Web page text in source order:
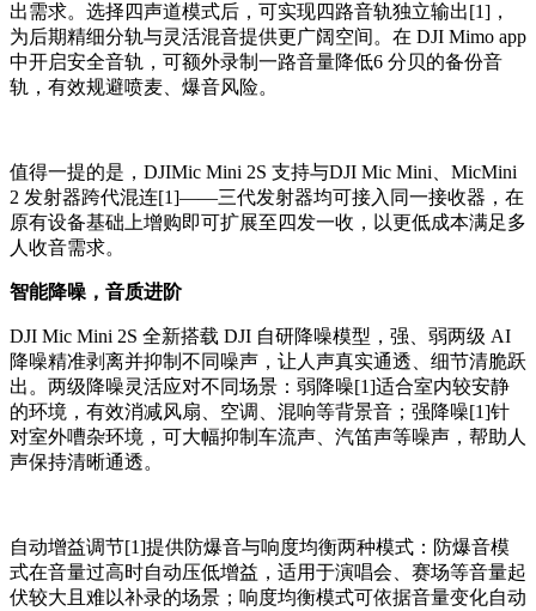
出需求。选择四声道模式后，可实现四路音轨独立输出[1]，
为后期精细分轨与灵活混音提供更广阔空间。在 DJI Mimo app
中开启安全音轨，可额外录制一路音量降低6 分贝的备份音
轨，有效规避喷麦、爆音风险。
值得一提的是，DJIMic Mini 2S 支持与DJI Mic Mini、MicMini
2 发射器跨代混连[1]——三代发射器均可接入同一接收器，在
原有设备基础上增购即可扩展至四发一收，以更低成本满足多
人收音需求。
智能降噪，音质进阶
DJI Mic Mini 2S 全新搭载 DJI 自研降噪模型，强、弱两级 AI
降噪精准剥离并抑制不同噪声，让人声真实通透、细节清脆跃
出。 两级降噪灵活应对不同场景：弱降噪[1]适合室内较安静
的环境，有效消减风扇、空调、混响等背景音；强降噪[1]针
对室外嘈杂环境，可大幅抑制车流声、汽笛声等噪声，帮助人
声保持清晰通透。
自动增益调节[1]提供防爆音与响度均衡两种模式：防爆音模
式在音量过高时自动压低增益，适用于演唱会、赛场等音量起
伏较大且难以补录的场景；响度均衡模式可依据音量变化自动